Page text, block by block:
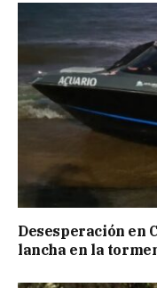
Desesperación en
lancha en la